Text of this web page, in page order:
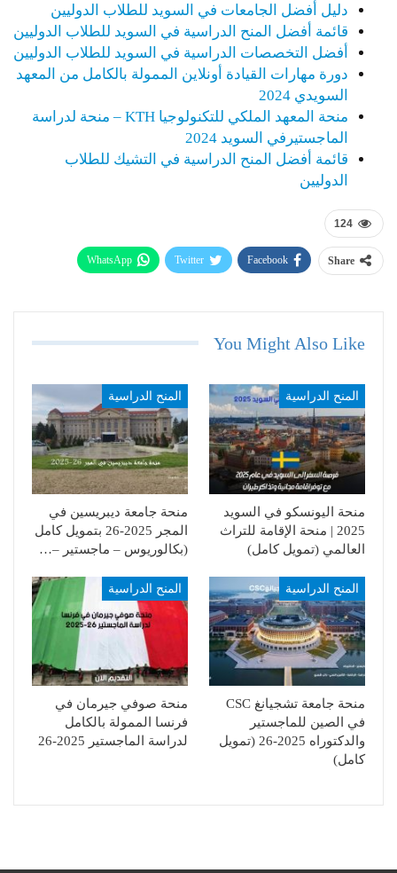
دليل أفضل الجامعات في السويد للطلاب الدوليين
قائمة أفضل المنح الدراسية في السويد للطلاب الدوليين
أفضل التخصصات الدراسية في السويد للطلاب الدوليين
دورة مهارات القيادة أونلاين الممولة بالكامل من المعهد
السويدي 2024
منحة المعهد الملكي للتكنولوجيا KTH – منحة لدراسة
الماجستيرفي السويد 2024
قائمة أفضل المنح الدراسية في التشيك للطلاب
الدوليين
124
Share
Facebook
Twitter
WhatsApp
You Might Also Like
المنح الدراسية
منحة اليونسكو في السويد
2025 | منحة الإقامة للتراث
العالمي (تمويل كامل)
المنح الدراسية
منحة جامعة ديبريسين في
المجر 2025-26 بتمويل كامل
(بكالوريوس – ماجستير –…
المنح الدراسية
منحة جامعة تشجيانغ CSC
في الصين للماجستير
والدكتوراه 2025-26 (تمويل
كامل)
المنح الدراسية
منحة صوفي جيرمان في
فرنسا الممولة بالكامل
لدراسة الماجستير 2025-26